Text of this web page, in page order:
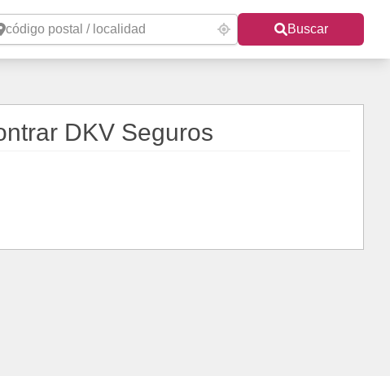
Buscar
DKV Seguros